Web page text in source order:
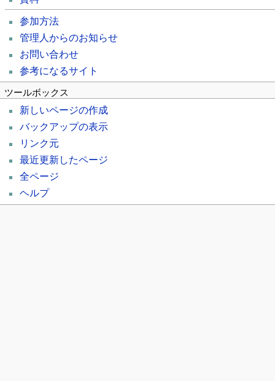
参加方法
管理人からのお知らせ
お問い合わせ
参考になるサイト
ツールボックス
新しいページの作成
バックアップの表示
リンク元
最近更新したページ
全ページ
ヘルプ